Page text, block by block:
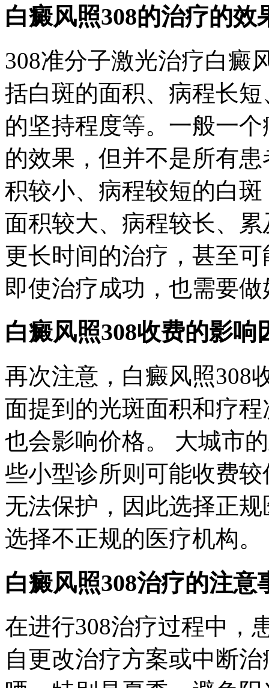
白癜风照308的治疗的效
308准分子激光治疗白癜
括白斑的面积、病程长
的坚持程度等。一般一
的效果，但并不是所有
积较小、病程较短的白
面积较大、病程较长、
更长时间的治疗，甚至
即使治疗成功，也需要
白癜风照308收费的影响
再次注意，白癜风照308
面提到的光斑面积和疗
也会影响价格。 大城市
些小型诊所则可能收费
无法保护，因此选择正
选择不正规的医疗机构。
白癜风照308治疗的注意
在进行308治疗过程中，
自更改治疗方案或中断